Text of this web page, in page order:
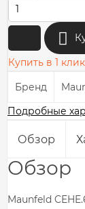
Купить в 1 клик
Бренд
Подробные
Обзор
Обзор
Maunfeld